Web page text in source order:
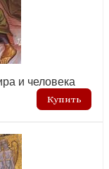
сборник глав из
прп. Исаака
и человека